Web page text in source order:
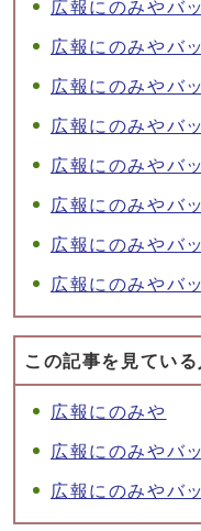
広報にのみやバ
広報にのみやバ
広報にのみやバ
広報にのみやバ
広報にのみやバ
広報にのみやバ
広報にのみやバ
広報にのみやバ
この記事を見てい
広報にのみや
広報にのみやバ
広報にのみやバ